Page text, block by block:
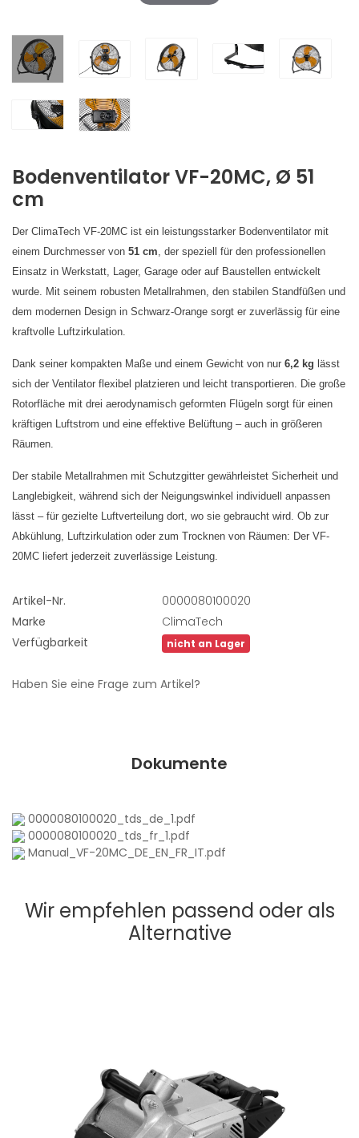
BodenventilatorVF-20MC, Ø 51
cm
Der ClimaTech VF-20MC ist ein leistungsstarker Bodenventilator mit
einem Durchmesser von 51 cm, der speziell für den professionellen
Einsatz in Werkstatt, Lager, Garage oder auf Baustellen entwickelt
wurde. Mit seinem robusten Metallrahmen, den stabilen Standfüßen und
dem modernen Design in Schwarz-Orange sorgt er zuverlässig für eine
kraftvolle Luftzirkulation.
Dank seiner kompakten Maße und einem Gewicht von nur 6,2 kg lässt
sich der Ventilator flexibel platzieren und leicht transportieren. Die große
Rotorfläche mit drei aerodynamisch geformten Flügeln sorgt für einen
kräftigen Luftstrom und eine effektive Belüftung – auch in größeren
Räumen.
Der stabile Metallrahmen mit Schutzgitter gewährleistet Sicherheit und
Langlebigkeit, während sich der Neigungswinkel individuell anpassen
lässt – für gezielte Luftverteilung dort, wo sie gebraucht wird. Ob zur
Abkühlung, Luftzirkulation oder zum Trocknen von Räumen: Der VF-
20MC liefert jederzeit zuverlässige Leistung.
Artikel-Nr.
0000080100020
Marke
ClimaTech
Verfügbarkeit
nicht an Lager
Haben Sie eine Frage zum Artikel?
Dokumente
0000080100020_tds_de_1.pdf
0000080100020_tds_fr_1.pdf
Manual_VF-20MC_DE_EN_FR_IT.pdf
Wir empfehlen passend oder als
Alternative